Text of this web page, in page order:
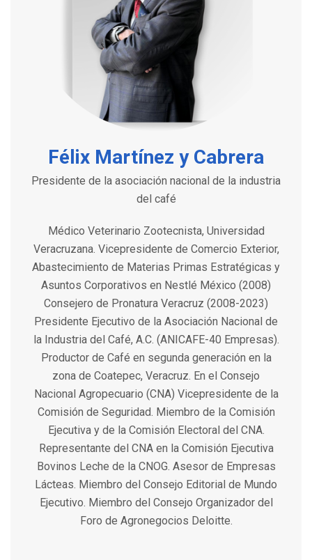
Félix Martínez y Cabrera
Presidente de la asociación nacional de la industria
del café
Médico Veterinario Zootecnista, Universidad
Veracruzana. Vicepresidente de Comercio Exterior,
Abastecimiento de Materias Primas Estratégicas y
Asuntos Corporativos en Nestlé México (2008)
Consejero de Pronatura Veracruz (2008-2023)
Presidente Ejecutivo de la Asociación Nacional de
la Industria del Café, A.C. (ANICAFE-40 Empresas).
Productor de Café en segunda generación en la
zona de Coatepec, Veracruz. En el Consejo
Nacional Agropecuario (CNA) Vicepresidente de la
Comisión de Seguridad. Miembro de la Comisión
Ejecutiva y de la Comisión Electoral del CNA.
Representante del CNA en la Comisión Ejecutiva
Bovinos Leche de la CNOG. Asesor de Empresas
Lácteas. Miembro del Consejo Editorial de Mundo
Ejecutivo. Miembro del Consejo Organizador del
Foro de Agronegocios Deloitte.